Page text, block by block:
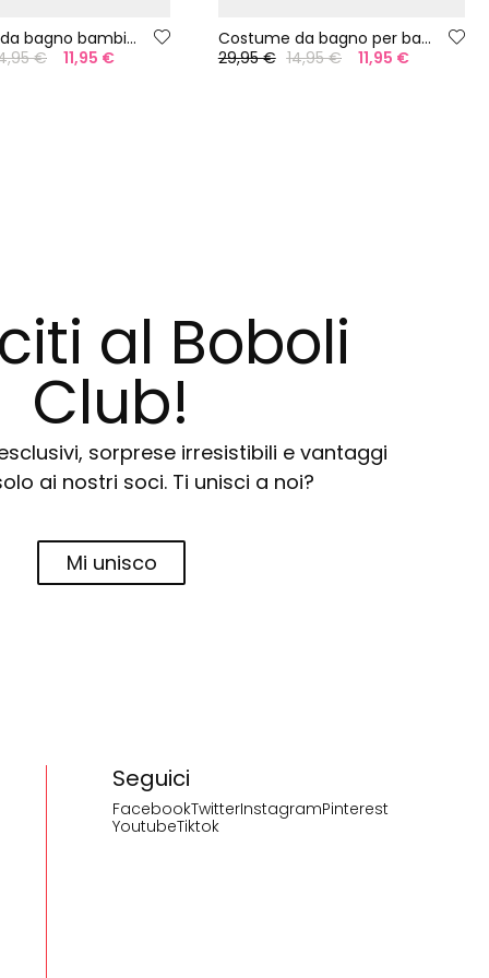
Costume da bagno bambina con stampa di mele UPF50+
€
11,95 €
Costume da bagno per bambina giallo UPF50+
29,95 € 14,95 € 11,95 €
al Boboli
Club!
sorprese irresistibili e vantaggi
ai nostri soci. Ti unisci a noi?
Mi unisco
Seguici
FacebookTwitterInstagramPinterest
YoutubeTiktok